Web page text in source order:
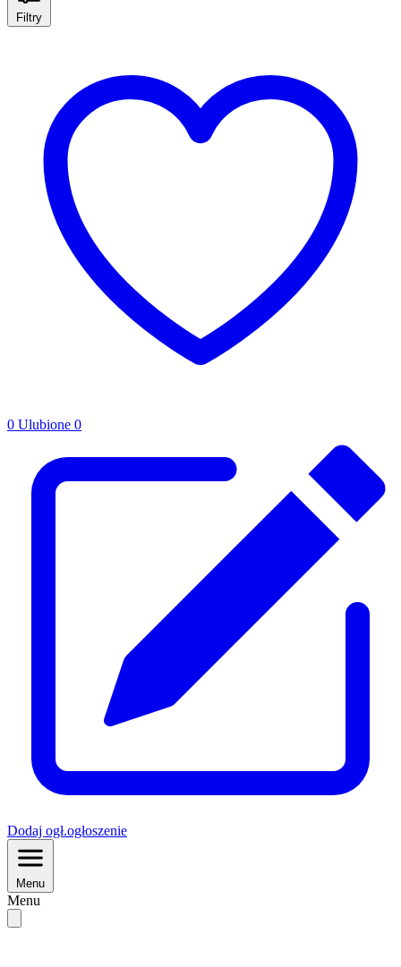
Filtry
0 Ulubione 0
Dodaj ogł.ogłoszenie
Menu
Menu